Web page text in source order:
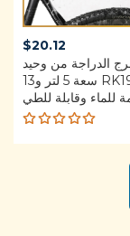
$20.12
الدراجة من وحيد
القرن RK19511 سعة 5 لتر و13
للماء وقابلة للطي
Rated